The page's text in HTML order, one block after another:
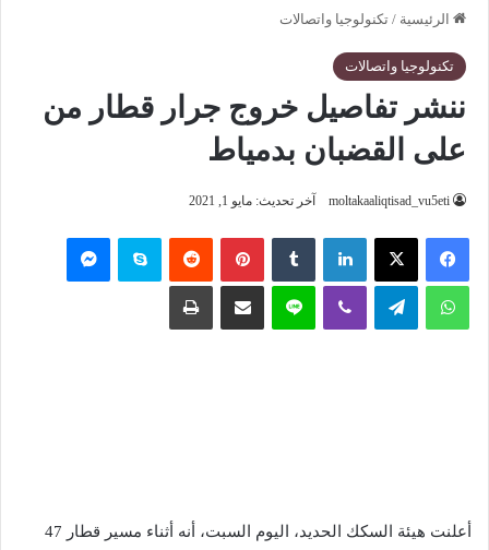
الرئيسية / تكنولوجيا واتصالات
تكنولوجيا واتصالات
ننشر تفاصيل خروج جرار قطار من
على القضبان بدمياط
moltakaaliqtisad_vu5eti آخر تحديث: مايو 1, 2021
فيسبوك ‫X لينكدإن بينتيريست سكايب
واتساب تيلقرام لاين
أعلنت هيئة السكك الحديد، اليوم السبت، أنه أثناء مسير قطار 47